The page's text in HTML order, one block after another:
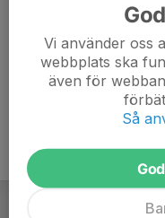
Vi använder oss
webbplats ska
även för
Så